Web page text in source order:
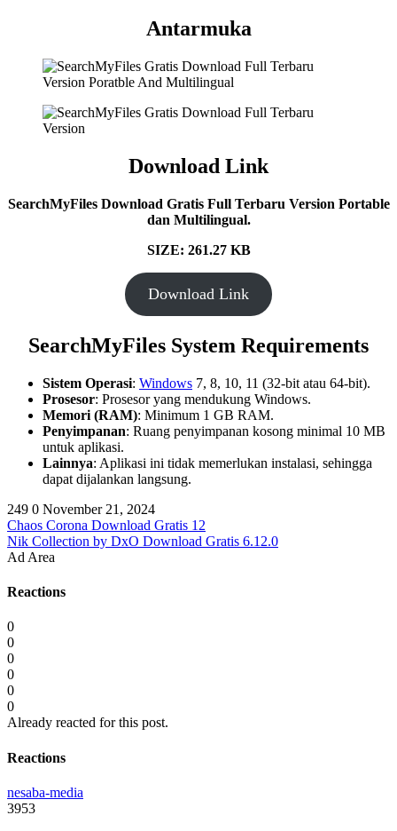
Antarmuka
Download Link
SearchMyFiles Download Gratis Full Terbaru Version Portable
dan Multilingual.
SIZE: 261.27 KB
Download Link
SearchMyFiles System Requirements
Sistem Operasi: Windows 7, 8, 10, 11 (32-bit atau 64-bit).
Prosesor: Prosesor yang mendukung Windows.
Memori (RAM): Minimum 1 GB RAM.
Penyimpanan: Ruang penyimpanan kosong minimal 10 MB
untuk aplikasi.
Lainnya: Aplikasi ini tidak memerlukan instalasi, sehingga
dapat dijalankan langsung.
249 0 November 21, 2024
Chaos Corona Download Gratis 12
Nik Collection by DxO Download Gratis 6.12.0
Ad Area
Reactions
0
0
0
0
0
0
Already reacted for this post.
Reactions
nesaba-media
3953